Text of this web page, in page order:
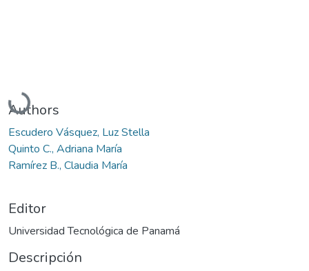
Cargando...
Authors
Escudero Vásquez, Luz Stella
Quinto C., Adriana María
Ramírez B., Claudia María
Editor
Universidad Tecnológica de Panamá
Descripción